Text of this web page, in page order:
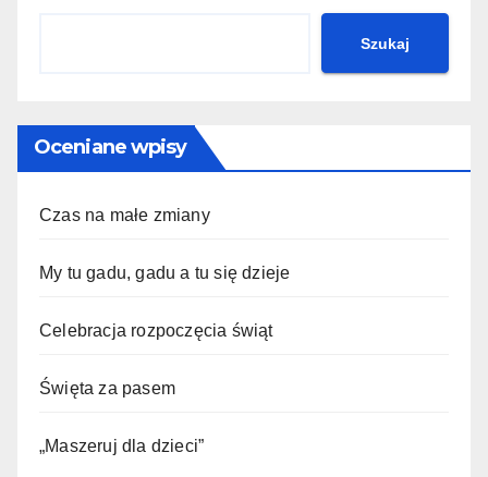
Szukaj
Oceniane wpisy
Czas na małe zmiany
My tu gadu, gadu a tu się dzieje
Celebracja rozpoczęcia świąt
Święta za pasem
„Maszeruj dla dzieci”